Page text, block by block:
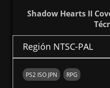
Shadow Hearts II
Región NTSC-PAL
PS2 ISO JPN RPG